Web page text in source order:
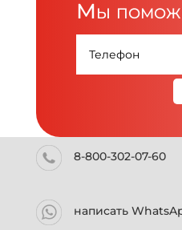
Мы
8-800-302-07-60
написать